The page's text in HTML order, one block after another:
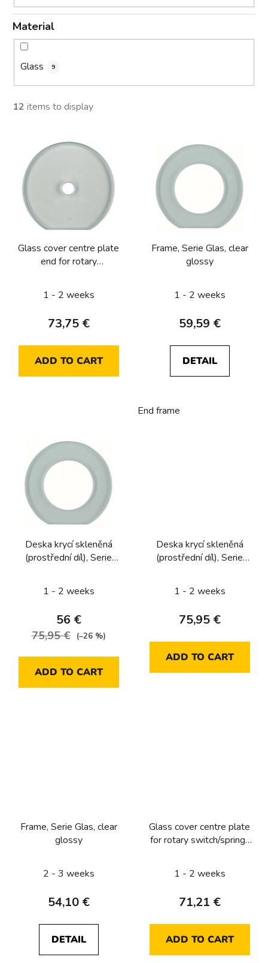
Material
Glass 9
12 items to display
Glass cover centre plate
end for rotary
clear glossy
1 - 2 weeks
73,75 €
ADD TO CART
Frame, Serie Glas, clear
glossy
1 - 2 weeks
59,59 €
DETAIL
End frame
Deska krycí skleněná
(prostřední díl), Serie
1 - 2 weeks
56 €
75,95 € (–26 %)
ADD TO CART
Deska krycí skleněná
(prostřední díl), Serie
1 - 2 weeks
75,95 €
ADD TO CART
Frame, Serie Glas, clear
glossy
2 - 3 weeks
54,10 €
DETAIL
Glass cover centre plate
for rotary switch/spring-
1 - 2 weeks
71,21 €
ADD TO CART